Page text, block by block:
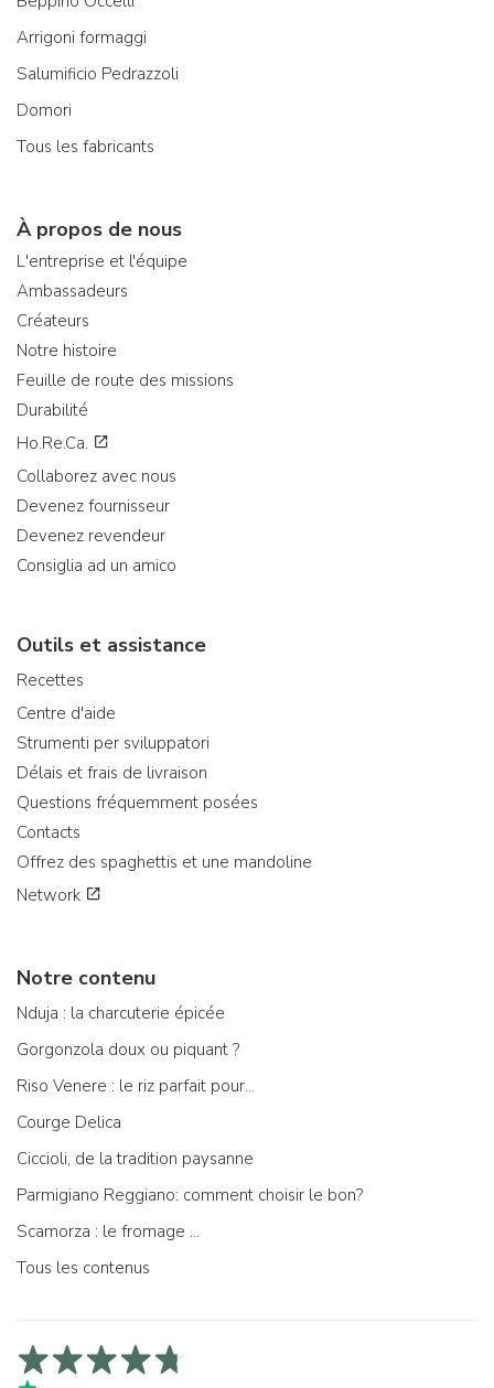
Arrigoni formaggi
Salumificio Pedrazzoli
Domori
Tous les fabricants
À propos de nous
L'entreprise et l'équipe
Ambassadeurs
Créateurs
Notre histoire
Feuille de route des missions
Durabilité
Ho.Re.Ca.
Collaborez avec nous
Devenez fournisseur
Devenez revendeur
Consiglia ad un amico
Outils et assistance
Recettes
Centre d'aide
Strumenti per sviluppatori
Délais et frais de livraison
Questions fréquemment posées
Contacts
Offrez des spaghettis et une mandoline
Network
Notre contenu
Nduja : la charcuterie épicée
Gorgonzola doux ou piquant ?
Riso Venere : le riz parfait pour...
Courge Delica
Ciccioli, de la tradition paysanne
Parmigiano Reggiano: comment choisir le bon?
Scamorza : le fromage ...
Tous les contenus